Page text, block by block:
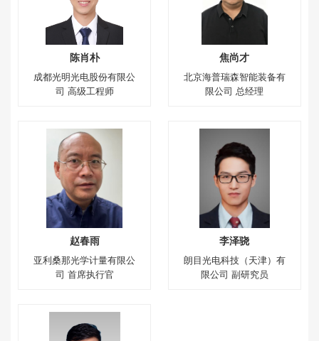
陈肖朴
成都光明光电股份有限公
司 高级工程师
焦尚才
北京海普瑞森智能装备有
限公司 总经理
赵春雨
亚利桑那光学计量有限公
司 首席执行官
李泽骁
朗目光电科技（天津）有
限公司 副研究员